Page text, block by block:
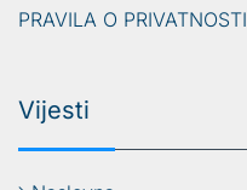
PRAVILA O PRIVATNOSTI
Vijesti